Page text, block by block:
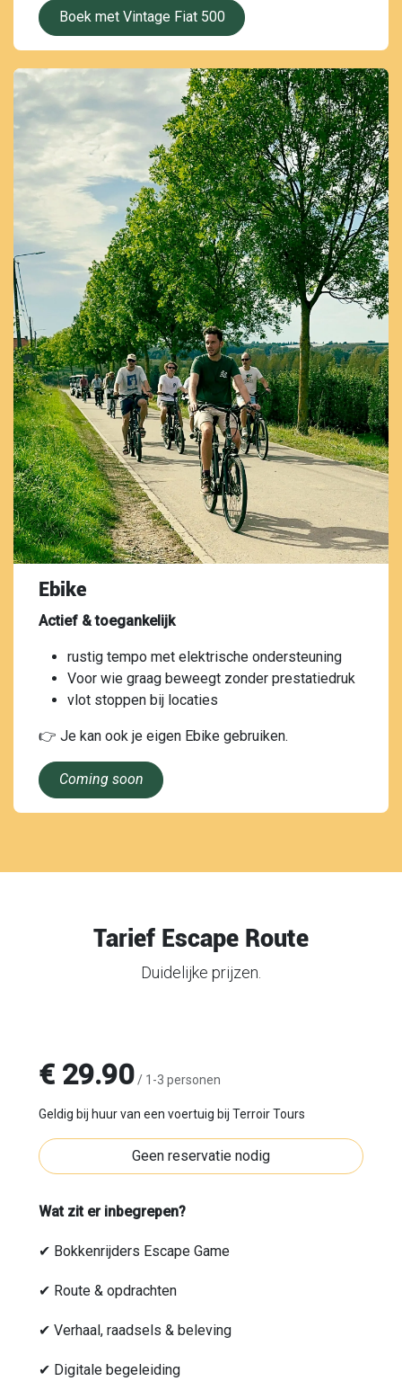
Boek met Vintage Fiat 500
Ebike
Actief & toegankelijk
rustig tempo met elektrische ondersteuning
Voor wie graag beweegt zonder prestatiedruk
vlot stoppen bij locaties
👉 Je kan ook je eigen Ebike gebruiken.
Coming soon
Tarief Escape Route
Duidelijke prijzen.
€ 29.90 / 1-3 personen
Geldig bij huur van een voertuig bij Terroir Tours
Geen reservatie nodig
Wat zit er inbegrepen?
✔ Bokkenrijders Escape Game
✔ Route & opdrachten
✔ Verhaal, raadsels & beleving
✔ Digitale begeleiding